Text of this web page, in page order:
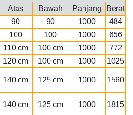
Atas Bawah Panjang
Berat
90 90 1000
484
100 100 1000
656
110 cm 100 cm 1000
772
120 cm 100 cm 1000
1025
140 cm 125 cm 1000 1560
140 cm 125 cm 1000 1815